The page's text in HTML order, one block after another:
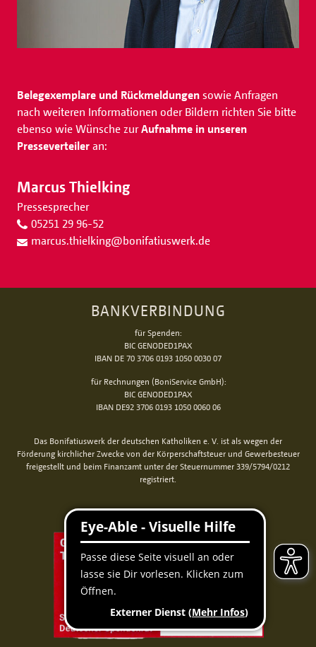
Belegexemplare und Rückmeldungen sowie Anfragen
nach weiteren Informationen oder Bildern richten Sie bitte
ebenso wie Wünsche zurAufnahme in unseren
Presseverteiler an:
Marcus Thielking
Pressesprecher
05251 29 96-52
marcus.thielking@bonifatiuswerk.de
BANKVERBINDUNG
für Spenden:
BIC GENODED1PAX
IBAN DE 70 3706 0193 1050 0030 07
für Rechnungen (BoniService GmbH):
BIC GENODED1PAX
IBAN DE92 3706 0193 1050 0060 06
Das Bonifatiuswerk der deutschen Katholiken e. V. ist als wegen der
Förderung kirchlicher Zwecke von der Körperschaftsteuer und Gewerbesteuer
freigestellt und beim Finanzamt unter der Steuernummer 339/5794/0212
registriert.